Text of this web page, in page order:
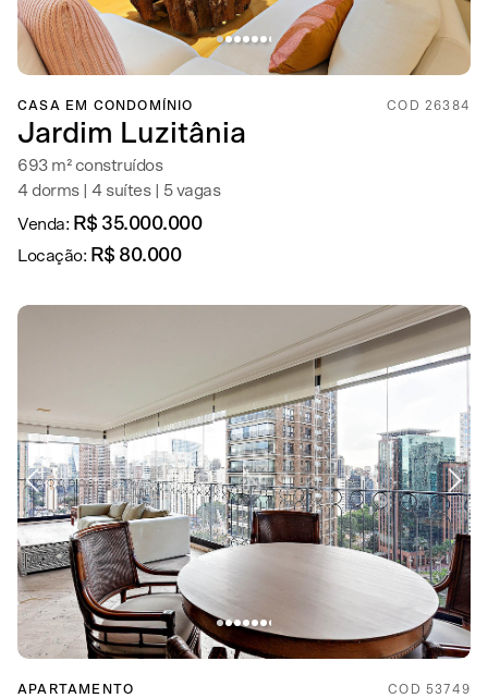
CASA EM CONDOMÍNIO COD 26384
Jardim Luzitânia
693 m² construídos
4 dorms | 4 suítes | 5 vagas
Venda: R$ 35.000.000
Locação: R$ 80.000
APARTAMENTO COD 53749